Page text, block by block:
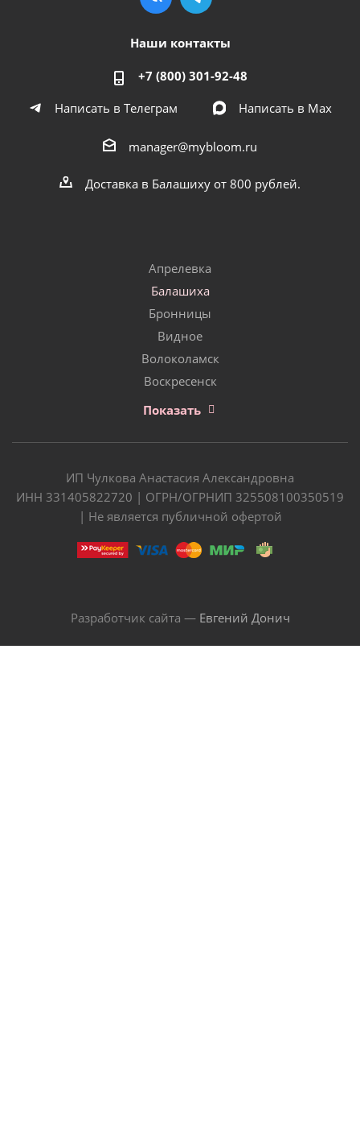
Наши контакты
+7 (800) 301-92-48
Написать в Телеграм
Написать в Мах
manager@mybloom.ru
Доставка в Балашиху от 800 рублей.
Апрелевка
Балашиха
Бронницы
Видное
Волоколамск
Воскресенск
Показать
ИП Чулкова Анастасия Александровна
ИНН 331405822720 | ОГРН/ОГРНИП 325508100350519
| Не является публичной офертой
Разработчик сайта — Евгений Донич